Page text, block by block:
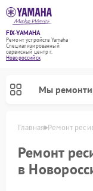
FIX-YAMAHA
Ремонт устройств Yamaha
Специализированный
cервисный центр г.
Новороссийск
Мы
Главная Ремонт
Ремонт
в